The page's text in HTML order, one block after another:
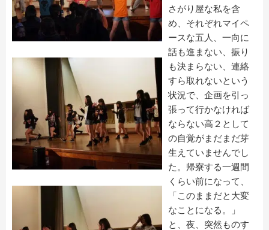
さがり屋な私を含
め、それぞれマイペ
ースな五人、一向に
話も進まない、振り
も決まらない、連絡
すら取れないという
状況で、企画を引っ
張って行かなければ
ならない高２として
の自覚がまだまだ芽
生えていませんでし
た。帰寮する一週間
くらい前になって、
「このままだと大変
なことになる。」
と、夜、突然ものす